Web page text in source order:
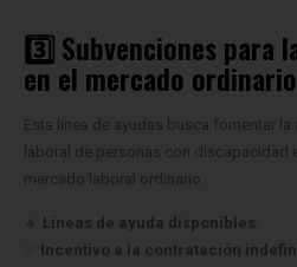
3️⃣ Subvenciones para
en el mercado ordinario
Esta línea de ayudas busca fomentar
laboral de personas con discapacidad
mercado laboral ordinario.
🔹 Líneas de ayuda disponibles
Incentivo a la contratación